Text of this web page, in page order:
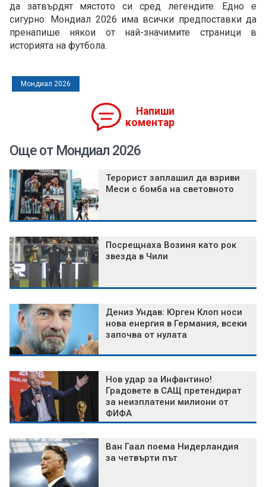
да затвърдят мястото си сред легендите. Едно е
сигурно: Мондиал 2026 има всички предпоставки да
пренапише някои от най-значимите страници в
историята на футбола.
Мондиал 2026
Напиши
коментар
Още от Мондиал 2026
Терорист заплашил да взриви
Меси с бомба на световното
Посрещнаха Возиня като рок
звезда в Чили
Дениз Ундав: Юрген Клоп носи
нова енергия в Германия, всеки
започва от нулата
Нов удар за Инфантино!
Градовете в САЩ претендират
за неизплатени милиони от
ФИФА
Ван Гаал поема Нидерландия
за четвърти път